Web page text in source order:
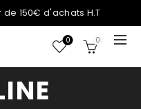
150€ d'achats H.T
0 0